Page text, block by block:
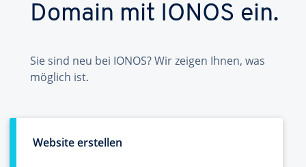
Domain mit IONOS ein.
Sie sind neu bei IONOS? Wir zeigen Ihnen, was
möglich ist.
Website erstellen